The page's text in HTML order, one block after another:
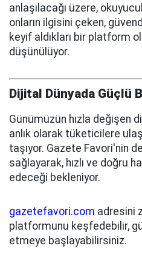
anlaşılacağı üzere,
onların ilgisini çeken,
keyif aldıkları bir platform
düşünülüyor.
Dijital Dünyada Güçlü
Günümüzün hızla değişen
anlık olarak tüketicilere
taşıyor. Gazete Favori'nin
sağlayarak, hızlı ve doğru
edeceği bekleniyor.
gazetefavori.com adresini
platformunu keşfedebilir,
etmeye başlayabilirsiniz.